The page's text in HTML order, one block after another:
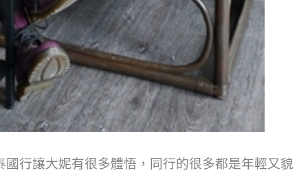
行讓大妮有很多體悟，同行的很多都是年輕又貌